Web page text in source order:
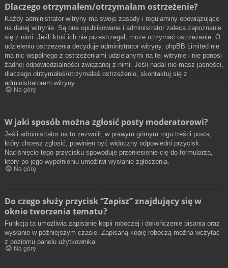
Dlaczego otrzymałem/otrzymałam ostrzeżenie?
Każdy administrator witryny ma swoje zasady i regulaminy obowiązujące
na danej witrynie. Są one opublikowane i administrator zaleca zapoznanie
się z nimi. Jeśli ktoś ich nie przestrzegał, może otrzymać ostrzeżenie. O
udzieleniu ostrzeżenia decyduje administrator witryny. phpBB Limited nie
ma nic wspólnego z ostrzeżeniami udzielanymi na tej witrynie i nie ponosi
żadnej odpowiedzialności związanej z nimi. Jeśli nadal nie masz jasności,
dlaczego otrzymałeś/otrzymałaś ostrzeżenie, skontaktuj się z
administratorem witryny.
Na górę
W jaki sposób można zgłosić posty moderatorowi?
Jeśli administrator na to zezwolił, w prawym górnym rogu treści posta,
który chcesz zgłosić, powinien być widoczny odpowiedni przycisk.
Naciśnięcie tego przycisku spowoduje przeniesienie cię do formularza,
który po jego wypełnieniu umożliwi wysłanie zgłoszenia.
Na górę
Do czego służy przycisk “Zapisz” znajdujący się w
oknie tworzenia tematu?
Funkcja ta umożliwia zapisanie kopii roboczej i dokończenie pisania oraz
wysłanie w późniejszym czasie. Zapisaną kopię roboczą można wczytać
z poziomu panelu użytkownika.
Na górę